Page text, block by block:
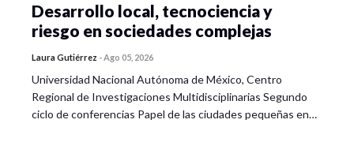
Desarrollo local, tecnociencia y
riesgo en sociedades complejas
Laura Gutiérrez -Ago 05, 2026
Universidad Nacional Autónoma de México, Centro
Regional de Investigaciones Multidisciplinarias Segundo
ciclo de conferencias Papel de las ciudades pequeñas en…